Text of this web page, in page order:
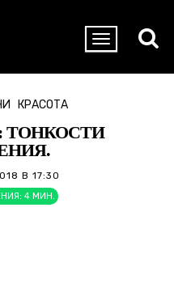
КРАСОТА
ТОНКОСТИ
В 17:30
4 МИН.